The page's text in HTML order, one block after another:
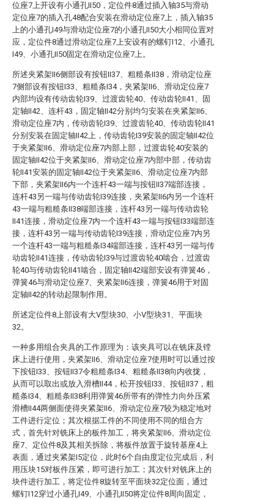
位座7上开设有小通孔II50，定位件8通过插入轴35与滑动
定位座7的插入孔48配合安装在滑动定位座7上，插入轴35
上的小通孔I49与滑动定位座7的小通孔II50大小相同位置对
应，定位件8通过滑动定位座7上安设有的螺钉I12、小通孔
I49、小通孔II50固定在滑动定位座7上。
所述夹紧架II6侧部设有按钮II37、粗糙条II38，滑动定位座
7侧部设有按钮I33、粗糙条I34，夹紧架II6、滑动定位座7
内部均设有传动齿轮I39、过渡齿轮40、传动齿轮II41、固
定轴II42、连杆43，固定轴II42分别均匀安装在夹紧架II6、
滑动定位座7内，传动齿轮I39、过渡齿轮40、传动齿轮II41
分别安装在固定轴II42上，传动齿轮I39安装的固定轴II42位
于夹紧架II6、滑动定位座7内部上部，过渡齿轮40安装的
固定轴II42位于夹紧架II6、滑动定位座7内部中部，传动齿
轮II41安装的固定轴II42位于夹紧架II6、滑动定位座7内部
下部，夹紧架II6内一个连杆43一端与按钮II37端部连接，
连杆43另一端与传动齿轮I39连接，夹紧架II6内另一个连杆
43一端与粗糙条II38端部连接，连杆43另一端与传动齿轮
II41连接，滑动定位座7内一个连杆43一端与按钮I33端部连
接，连杆43另一端与传动齿轮I39连接，滑动定位座7内另
一个连杆43一端与粗糙条I34端部连接，连杆43另一端与传
动齿轮II41连接，传动齿轮I39与过渡齿轮40啮合，过渡齿
轮40与传动齿轮II41啮合，固定轴II42端部安设有弹簧46，
弹簧46与滑动定位座7、夹紧架II6连接，弹簧46用于对固
定轴II42的转动起限制作用。
所述定位件8上部设有大V型块30、小V型块31、平面块
32。
一种多用组合夹具的工作原理为：该夹具可以在铣床及镗
床上进行使用，夹紧架II6、滑动定位座7使用时可以通过按
下按钮I33、按钮II37令粗糙条I34、粗糙条II38向内收拢，
从而可以取出或放入滑槽II44，松开按钮I33、按钮II37，粗
糙条I34、粗糙条II38利用弹簧46所带有的弹性力向外压紧
滑槽II44两侧面使得夹紧架II6、滑动定位座7较为稳定地对
工件进行定位；其次根据工件的不同使用不同的组合方
式，首先针对铣床上的板件加工，将夹紧架II6、滑动定位
座7、定位件8及其相关拆除，将板件放置于旋转基座4上
表面，通过夹紧架I5定位，此时6个自由度定位完成后，利
用压块15对板件压紧，即可进行加工；其次针对铣床上的
块件进行加工，将定位件8旋转至平面块32定位面，通过
螺钉I12穿过小通孔I49、小通孔II50将定位件8周向固定，